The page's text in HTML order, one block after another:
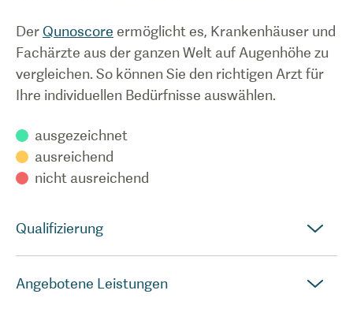
Der Qunoscore ermöglicht es, Krankenhäuser und
Fachärzte aus der ganzen Welt auf Augenhöhe zu
vergleichen. So können Sie den richtigen Arzt für
Ihre individuellen Bedürfnisse auswählen.
ausgezeichnet
ausreichend
nicht ausreichend
Qualifizierung
Angebotene Leistungen